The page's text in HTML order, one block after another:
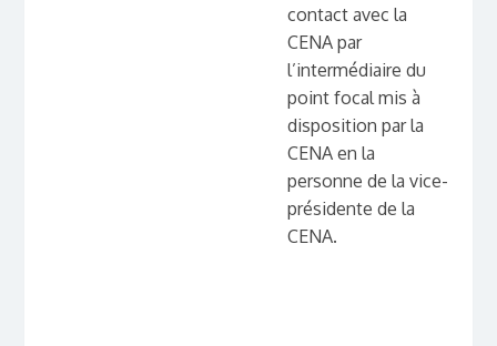
contact avec la
CENA par
l’intermédiaire du
point focal mis à
disposition par la
CENA en la
personne de la vice-
présidente de la
CENA.